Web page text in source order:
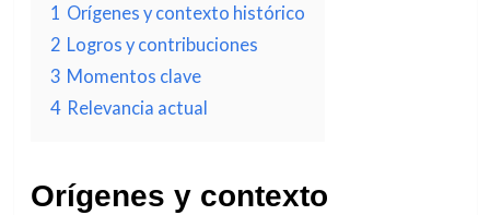
1 Orígenes y contexto histórico
2 Logros y contribuciones
3 Momentos clave
4 Relevancia actual
Orígenes y contexto